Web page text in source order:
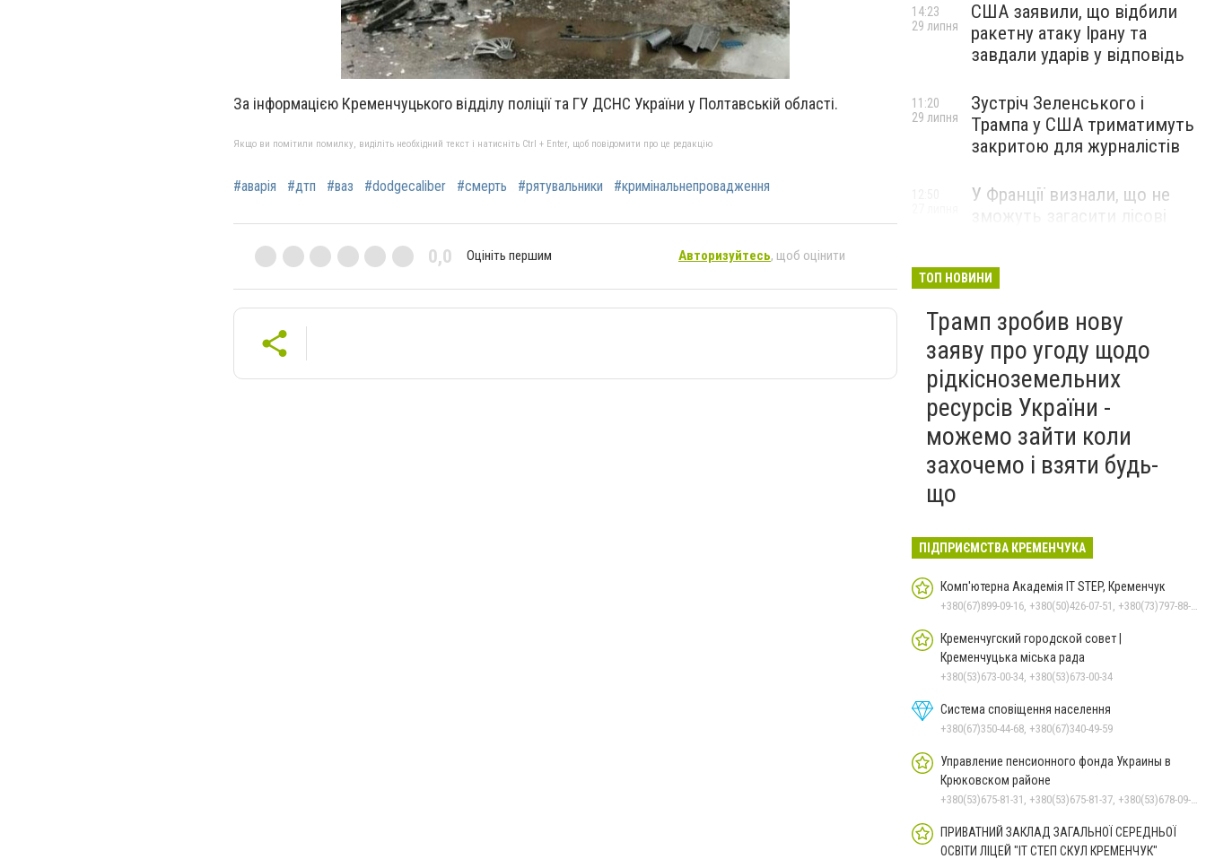
За інформацією Кременчуцького відділу поліції та ГУ ДСНС України у Полтавській області.
Якщо ви помітили помилку, виділіть необхідний текст і натисніть Ctrl + Enter, щоб повідомити про це редакцію
#аварія #дтп #ваз #dodgecaliber #смерть #рятувальники #кримінальнепровадження
0,0 Оцініть першим Авторизуйтесь, щоб оцінити
США заявили, що відбили
ракетну атаку Ірану та
завдали ударів у відповідь
14:23
29 липня
Зустріч Зеленського і
Трампа у США триматимуть
закритою для журналістів
11:20
29 липня
У Франції визнали, що не
ТОП НОВИНИ
Трамп зробив нову
заяву про угоду щодо
рідкісноземельних
ресурсів України -
можемо зайти коли
захочемо і взяти будь-
що
ПІДПРИЄМСТВА КРЕМЕНЧУКА
Комп'ютерна Академія IT STEP, Кременчук
+380(67)899-09-16, +380(50)426-07-51, +380(73)797-88-17
Кременчугский городской совет |
Кременчуцька міська рада
+380(53)673-00-34, +380(53)673-00-34
Система сповіщення населення
+380(67)350-44-68, +380(67)340-49-59
Управление пенсионного фонда Украины в
Крюковском районе
+380(53)675-81-31, +380(53)675-81-37, +380(53)678-09-01, +380(53)675-81-32, +380(53)675-81-40, +380(53)675-81-33, +380(53)675-81-38, +380(53)678-08-87
ПРИВАТНИЙ ЗАКЛАД ЗАГАЛЬНОЇ СЕРЕДНЬОЇ
ОСВІТИ ЛІЦЕЙ "ІТ СТЕП СКУЛ КРЕМЕНЧУК"